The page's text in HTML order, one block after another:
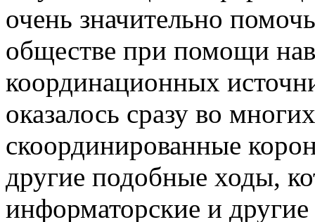
очень значительно
обществе при помощи
координационных
оказалось сразу во
скоординированные
другие подобные ходы,
информаторские и